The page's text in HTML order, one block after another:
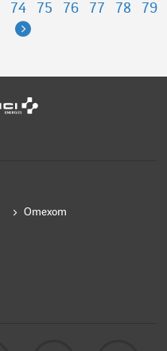
74 75 76 77 78
79
Next
Omexom